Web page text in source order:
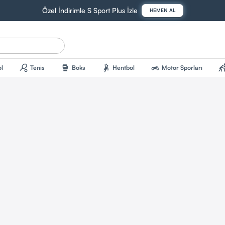
Özel İndirimle S Sport Plus İzle HEMEN AL
sports_tennis Tenis sports_mma Boks sports_handball Hentbol two_wheeler Motor Sporları